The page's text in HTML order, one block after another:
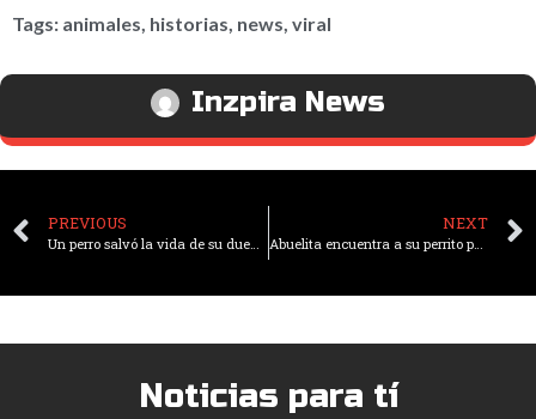
Tags: animales, historias, news, viral
Inzpira News
PREVIOUS
Un perro salvó la vida de su dueño en un intento de robo armado en Puente Aranda, Bogotá
NEXT
Abuelita encuentra a su perrito perdido gracias a la ayuda de un dibujo hecho por su nieta
Noticias para tí